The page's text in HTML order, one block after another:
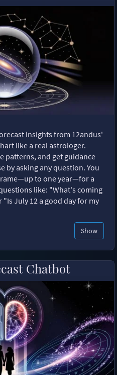
insights from 12andus'
like a real astrologer.
patterns, and get guidance
by asking any question. You
to one year—for a
like: "What's coming
July 12 a good day for my
Show
Chatbot